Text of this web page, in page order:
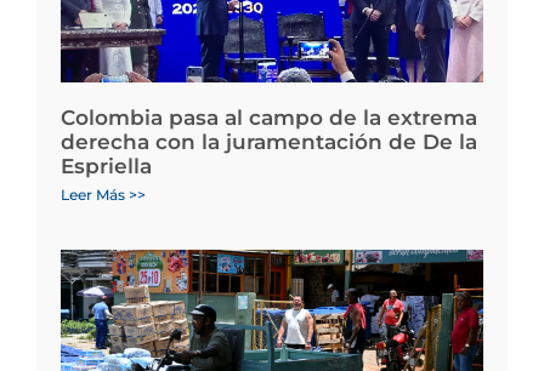
Colombia pasa al campo de la extrema
derecha con la juramentación de De la
Espriella
Leer Más >>